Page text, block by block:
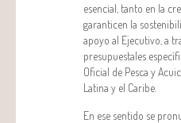
esencial, tanto en la
garanticen la
apoyo al Ejecutivo, a
presupuestales
Oficial de Pesca y
Latina y el Caribe.
En ese sentido se